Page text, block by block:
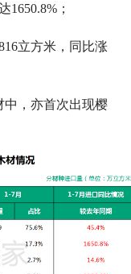
1650.8%；
立方米，同比涨
中，亦首次出现樱